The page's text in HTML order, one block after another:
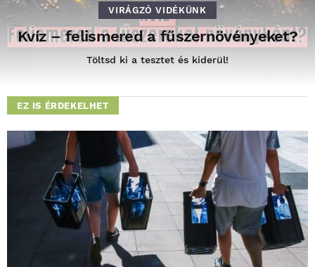
VIRÁGZÓ VIDÉKÜNK
Kvíz – felismered a fűszernövényeket?
Töltsd ki a tesztet és kiderül!
EZ IS ÉRDEKELHET